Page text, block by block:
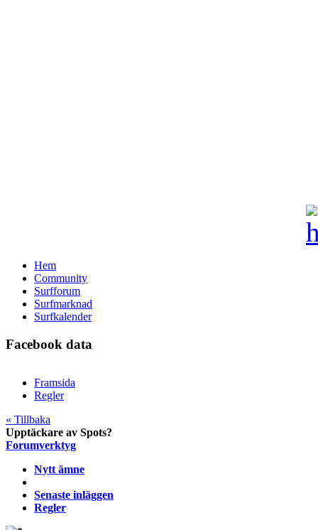
Hem
Community
Surfforum
Surfmarknad
Surfkalender
Facebook data
Framsida
Regler
« Tillbaka
Upptäckare av Spots?
Forumverktyg
Nytt ämne
Senaste inläggen
Regler